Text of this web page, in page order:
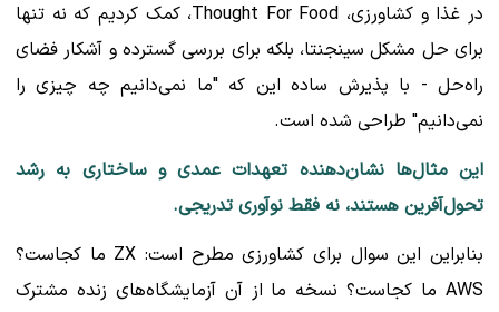
در غذا و کشاورزی، Thought For Food، کمک کردیم که نه تنها
برای حل مشکل سینجنتا، بلکه برای بررسی گسترده و آشکار فضای
راه‌حل - با پذیرش ساده این که "ما نمی‌دانیم چه چیزی را
نمی‌دانیم" طراحی شده است.
این مثال‌ها نشان‌دهنده تعهدات عمدی و ساختاری به رشد
تحول‌آفرین هستند، نه فقط نوآوری تدریجی.
بنابراین این سوال برای کشاورزی مطرح است: ZX ما کجاست؟
AWS ما کجاست؟ نسخه ما از آن آزمایشگاه‌های زنده مشترک